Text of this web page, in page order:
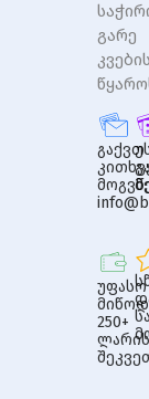
გარე
კვების
გაქვთ
უფასო
250+
ლარის